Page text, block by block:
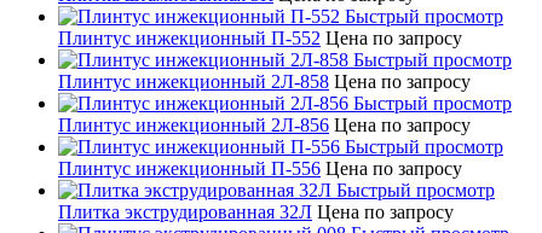
Быстрый просмотр
Плинтус инжекционный П-552 Цена по запросу
Быстрый просмотр
Плинтус инжекционный 2Л-858 Цена по запросу
Быстрый просмотр
Плинтус инжекционный 2Л-856 Цена по запросу
Быстрый просмотр
Плинтус инжекционный П-556 Цена по запросу
Быстрый просмотр
Плитка экструдированная 32Л Цена по запросу